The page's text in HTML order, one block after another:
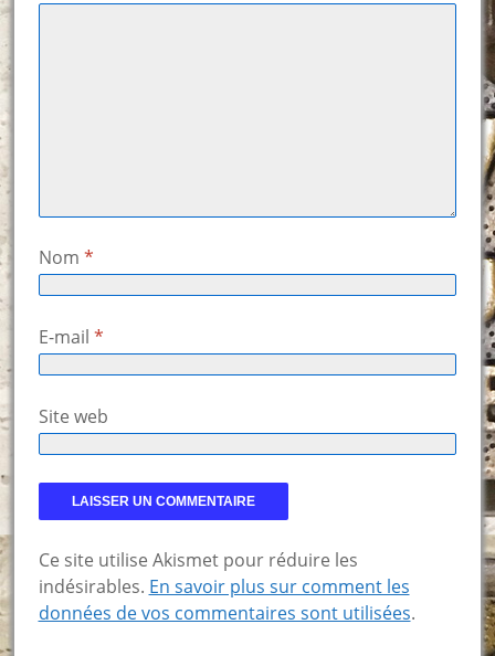
Nom *
E-mail *
Site web
Ce site utilise Akismet pour réduire les
indésirables. En savoir plus sur comment les
données de vos commentaires sont utilisées.